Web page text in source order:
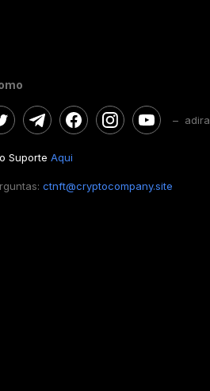
– adira
Suporte Aqui
ctnft@cryptocompany.site